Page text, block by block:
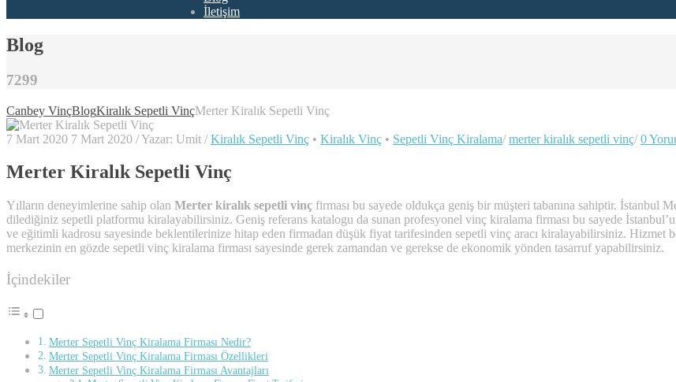
İletişim
Blog
7299
Canbey VinçBlogKiralık Sepetli VinçMerter Kiralık Sepetli Vinç
7 Mart 2020 7 Mart 2020 /Yazar: Umit / Kiralık Sepetli Vinç • Kiralık Vinç • Sepetli Vinç Kiralama/ merter kiralık sepetli vinç/ 0
Merter Kiralık Sepetli Vinç
Yılların deneyimlerine sahip olan Merter kiralık sepetli vinç firması bu sayede oldukça geniş bir müşteri tabanına sahiptir. İstanbul
dilediğiniz sepetli platformu kiralayabilirsiniz. Geniş referans katalogu da sunan profesyonel vinç kiralama firması bu sayede
ve eğitimli kadrosu sayesinde beklentilerinize hitap eden firmadan düşük fiyat tarifesinden sepetli vinç aracı kiralayabilirsiniz. Hizmet
merkezinin en gözde sepetli vinç kiralama firması sayesinde gerek zamandan ve gerekse de ekonomik yönden tasarruf yapabilirsiniz.
İçindekiler
Merter Sepetli Vinç Kiralama Firması Nedir?
Merter Sepetli Vinç Kiralama Firması Özellikleri
Merter Sepetli Vinç Kiralama Firması Avantajları